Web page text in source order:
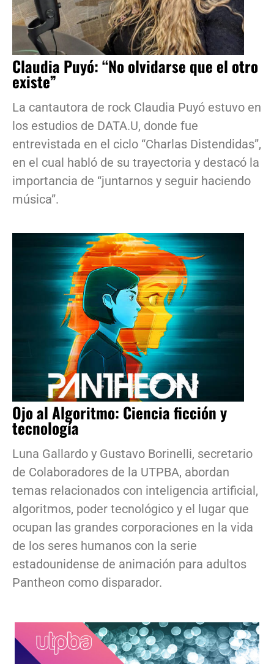
Claudia Puyó: “No olvidarse que el otro
existe”
La cantautora de rock Claudia Puyó estuvo en
los estudios de DATA.U, donde fue
entrevistada en el ciclo “Charlas Distendidas”,
en el cual habló de su trayectoria y destacó la
importancia de “juntarnos y seguir haciendo
música”.
Ojo al Algoritmo: Ciencia ficción y
tecnología
Luna Gallardo y Gustavo Borinelli, secretario
de Colaboradores de la UTPBA, abordan
temas relacionados con inteligencia artificial,
algoritmos, poder tecnológico y el lugar que
ocupan las grandes corporaciones en la vida
de los seres humanos con la serie
estadounidense de animación para adultos
Pantheon como disparador.